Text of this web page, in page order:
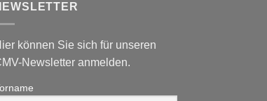
können Sie sich für unseren
Newsletter anmelden.